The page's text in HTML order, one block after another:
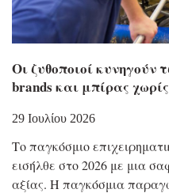
Οι ζυθοποιοί κυνηγούν
brands και μπίρας
29 Ιουλίου 2026
Το παγκόσμιο
εισήλθε στο 2026 με μια
αξίας. Η παγκόσμια